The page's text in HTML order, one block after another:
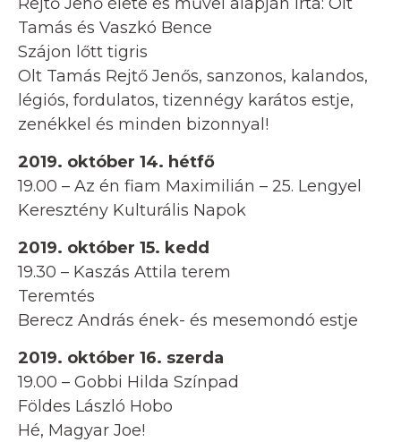
Tamás és Vaszkó Bence
Szájon lőtt tigris
Olt Tamás Rejtő Jenős, sanzonos, kalandos,
légiós, fordulatos, tizennégy karátos estje,
zenékkel és minden bizonnyal!
2019. október 14. hétfő
19.00 – Az én fiam Maximilián – 25. Lengyel
Keresztény Kulturális Napok
2019. október 15. kedd
19.30 – Kaszás Attila terem
Teremtés
Berecz András ének- és mesemondó estje
2019. október 16. szerda
19.00 – Gobbi Hilda Színpad
Földes László Hobo
Hé, Magyar Joe!